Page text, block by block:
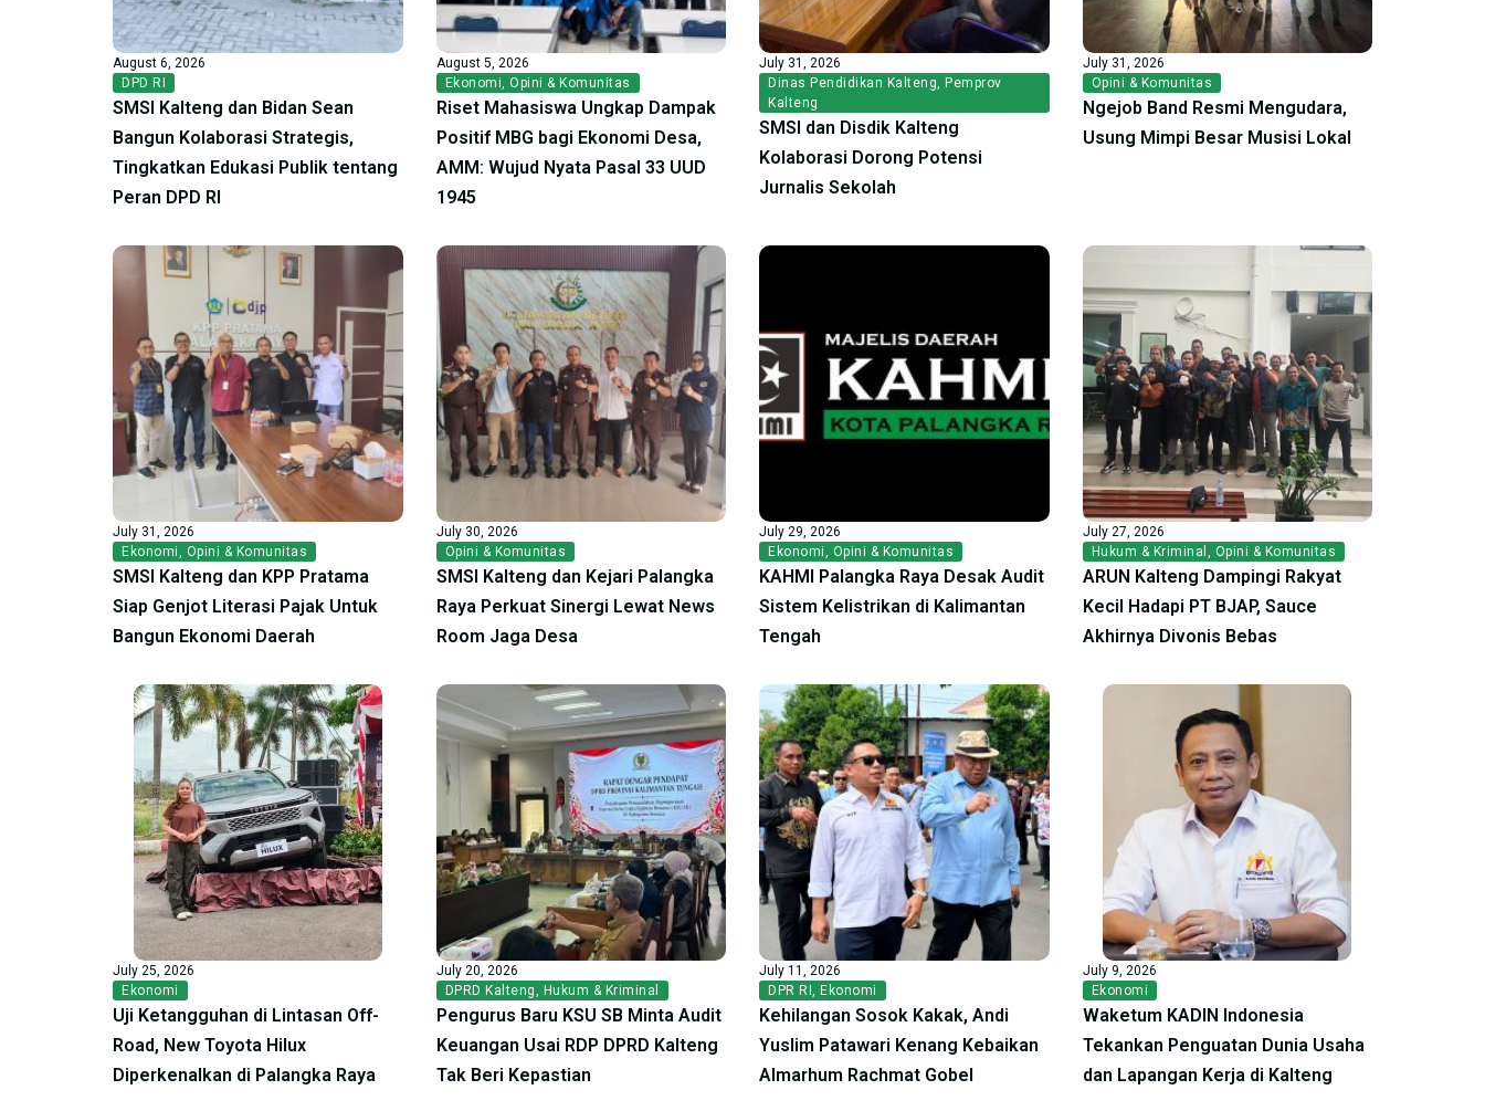
August 6, 2026
DPD RI
SMSI Kalteng dan Bidan Sean
Bangun Kolaborasi Strategis,
Tingkatkan Edukasi Publik tentang
Peran DPD RI
August 5, 2026
Ekonomi, Opini & Komunitas
Riset Mahasiswa Ungkap Dampak
Positif MBG bagi Ekonomi Desa,
AMM: Wujud Nyata Pasal 33 UUD
1945
July 31, 2026
Dinas Pendidikan Kalteng, Pemprov
Kalteng
SMSI dan Disdik Kalteng
Kolaborasi Dorong Potensi
Jurnalis Sekolah
July 31, 2026
Opini & Komunitas
Ngejob Band Resmi Mengudara,
Usung Mimpi Besar Musisi Lokal
July 31, 2026
Ekonomi, Opini & Komunitas
SMSI Kalteng dan KPP Pratama
Siap Genjot Literasi Pajak Untuk
Bangun Ekonomi Daerah
July 30, 2026
Opini & Komunitas
SMSI Kalteng dan Kejari Palangka
Raya Perkuat Sinergi Lewat News
Room Jaga Desa
July 29, 2026
Ekonomi, Opini & Komunitas
KAHMI Palangka Raya Desak Audit
Sistem Kelistrikan di Kalimantan
Tengah
July 27, 2026
Hukum & Kriminal , Opini & Komunitas
ARUN Kalteng Dampingi Rakyat
Kecil Hadapi PT BJAP, Sauce
Akhirnya Divonis Bebas
July 25, 2026
Ekonomi
Uji Ketangguhan di Lintasan Off-
Road, New Toyota Hilux
Diperkenalkan di Palangka Raya
July 20, 2026
DPRD Kalteng, Hukum & Kriminal
Pengurus Baru KSU SB Minta Audit
Keuangan Usai RDP DPRD Kalteng
Tak Beri Kepastian
July 11, 2026
DPR RI , Ekonomi
Kehilangan Sosok Kakak, Andi
Yuslim Patawari Kenang Kebaikan
Almarhum Rachmat Gobel
July 9, 2026
Ekonomi
Waketum KADIN Indonesia
Tekankan Penguatan Dunia Usaha
dan Lapangan Kerja di Kalteng